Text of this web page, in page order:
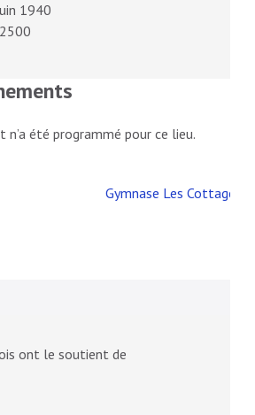
1940
n’a été programmé pour ce lieu.
Gymnase Les Cottages
ont le soutient de